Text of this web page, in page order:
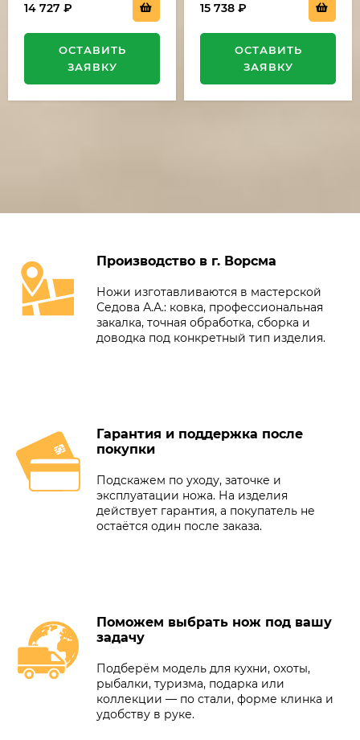
14 727 ₽
ОСТАВИТЬ
ЗАЯВКУ
15 738 ₽
ОСТАВИТЬ
ЗАЯВКУ
Производство в г. Ворсма
Ножи изготавливаются в мастерской
Седова А.А.: ковка, профессиональная
закалка, точная обработка, сборка и
доводка под конкретный тип изделия.
Гарантия и поддержка после
покупки
Подскажем по уходу, заточке и
эксплуатации ножа. На изделия
действует гарантия, а покупатель не
остаётся один после заказа.
Поможем выбрать нож под вашу
задачу
Подберём модель для кухни, охоты,
рыбалки, туризма, подарка или
коллекции — по стали, форме клинка и
удобству в руке.